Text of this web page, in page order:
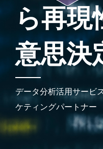
ら再現
意思決
データ分析活用サービ
ケティングパートナー